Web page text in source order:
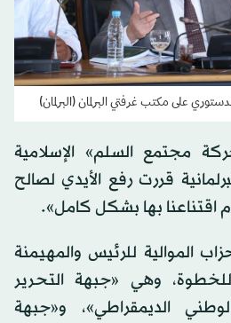
على مكتب غرفتي البرلمان (البرلمان)
مجتمع السلم» الإسلامية
قررت رفع الأيدي لصالح
اقتناعنا بها بشكل كامل».
الموالية للرئيس والمهيمنة
وهي «جبهة التحرير
الديمقراطي»، و«جبهة